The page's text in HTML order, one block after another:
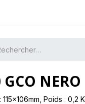
Poids : 0,2